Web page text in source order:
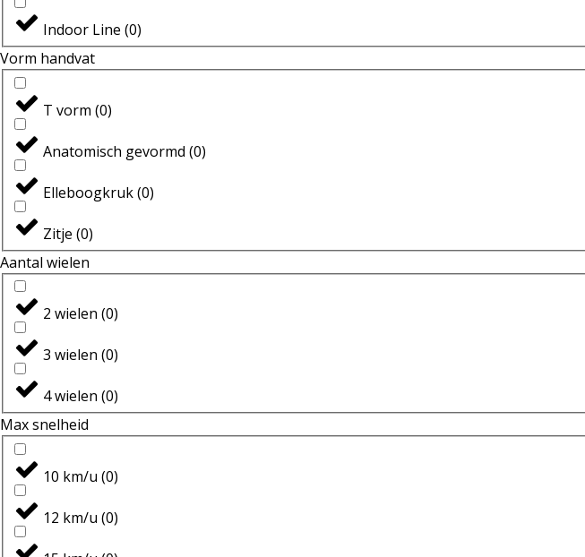
Indoor Line (0)
Vorm handvat
T vorm (0)
Anatomisch gevormd (0)
Elleboogkruk(0)
Zitje (0)
Aantal wielen
2 wielen (0)
3 wielen (0)
4 wielen (0)
Max snelheid
10 km/u (0)
12 km/u (0)